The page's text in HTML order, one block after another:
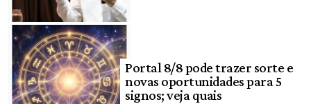
Portal 8/8 pode trazer sorte e
novas oportunidades para 5
signos; veja quais